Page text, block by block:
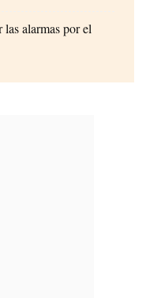
alarmas por el